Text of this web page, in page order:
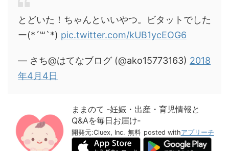
とどいた！ちゃんといいやつ。ビタットでした
ー(*´꒳`*) pic.twitter.com/kUB1ycEOG6
— さち@はてなブログ (@ako15773163) 2018
年4月4日
ままのて ‐妊娠・出産・育児情報と
Q&Aを毎日お届け‐
開発元:Cluex, Inc. 無料 posted withアプリーチ